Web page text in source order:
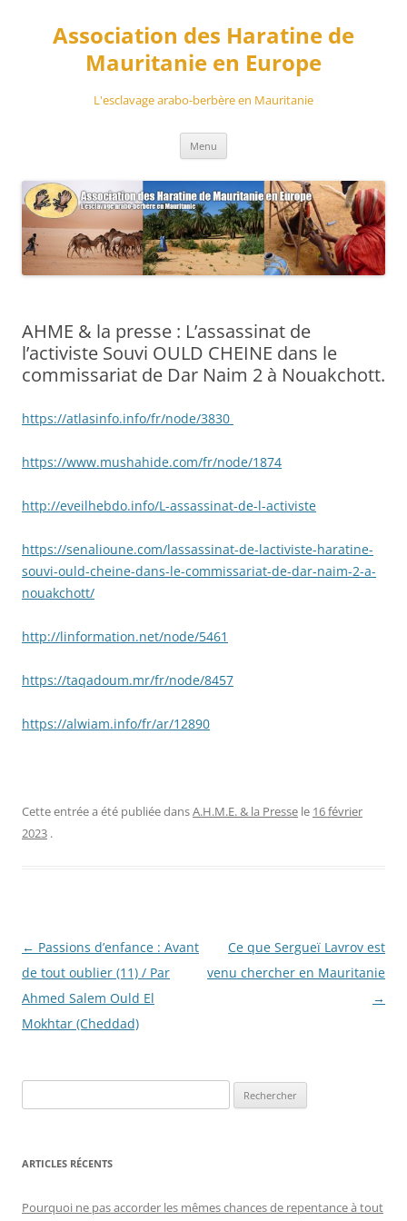
contenuAssociation des Haratine de
Mauritanie en Europe
L'esclavage arabo-berbère en Mauritanie
Menu
AHME & la presse : L’assassinat de
l’activiste Souvi OULD CHEINE dans le
commissariat de Dar Naim 2 à Nouakchott.
https://atlasinfo.info/fr/node/3830
https://www.mushahide.com/fr/node/1874
http://eveilhebdo.info/L-assassinat-de-l-activiste
https://senalioune.com/lassassinat-de-lactiviste-haratine-
souvi-ould-cheine-dans-le-commissariat-de-dar-naim-2-a-
nouakchott/
http://linformation.net/node/5461
https://taqadoum.mr/fr/node/8457
https://alwiam.info/fr/ar/12890
Cette entrée a été publiée dansA.H.M.E. & la Presse le 16 février
2023 .
Navigation
des
articles
← Passions d’enfance : Avant
de tout oublier (11) / Par
Ahmed Salem Ould El
Mokhtar (Cheddad)
Ce que Sergueï Lavrov est
venu chercher en Mauritanie
→
e
h
r
ARTICLES RÉCENTS
Pourquoi ne pas accorder les mêmes chances de repentance à tout